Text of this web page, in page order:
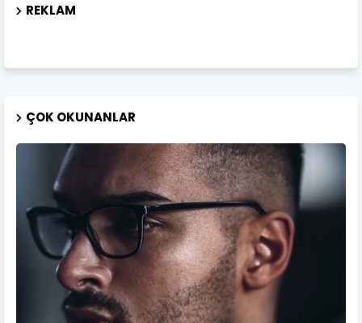
REKLAM
ÇOK OKUNANLAR